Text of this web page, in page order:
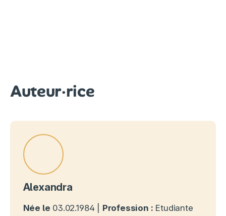
Auteur·rice
Alexandra
Née le 03.02.1984 | Profession : Etudiante